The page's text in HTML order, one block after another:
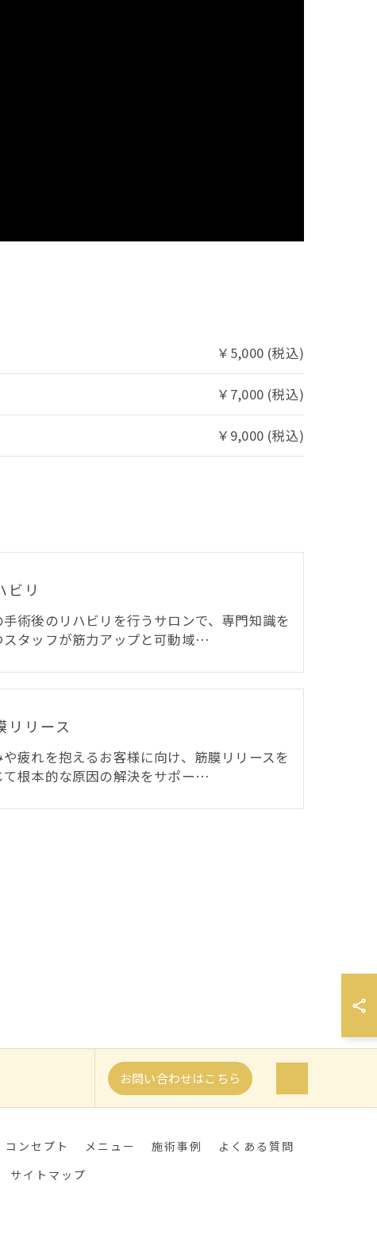
￥5,000 (税込)
￥7,000 (税込)
￥9,000 (税込)
ビリ
手術後のリハビリを行うサロンで、専門知識を
スタッフが筋力アップと可動域…
リリース
や疲れを抱えるお客様に向け、筋膜リリースを
て根本的な原因の解決をサポー…
お問い合わせはこちら
コンセプト メニュー 施術事例
よくある質問
サイトマップ